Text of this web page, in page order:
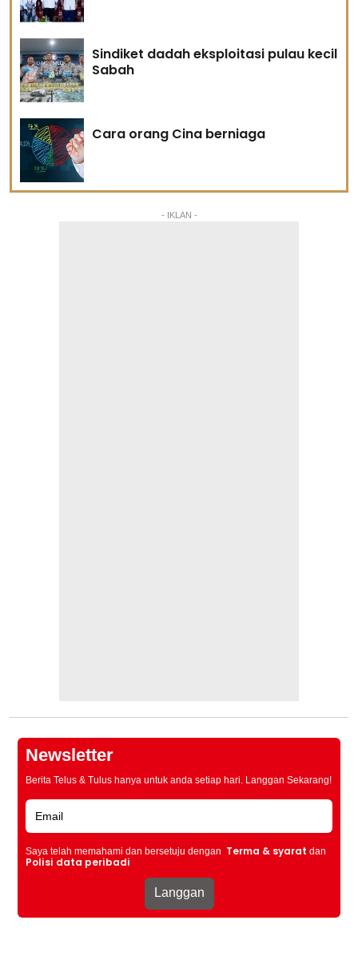
Sindiket dadah eksploitasi pulau kecil
Sabah
Cara orang Cina berniaga
- IKLAN -
Newsletter
Berita Telus & Tulus hanya untuk anda setiap hari. Langgan Sekarang!
Saya telah memahami dan bersetuju dengan Terma & syarat dan
Polisi data peribadi